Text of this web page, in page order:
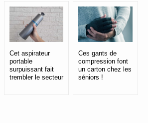
Cet aspirateur
portable
surpuissant fait
trembler le secteur
Ces gants de
compression font
un carton chez les
séniors !